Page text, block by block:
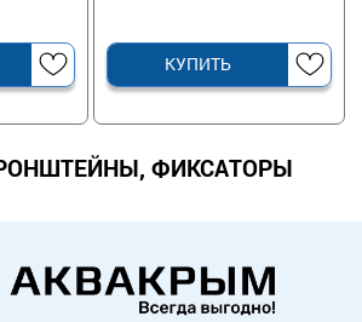
КУПИТЬ
ФИКСАТОРЫ